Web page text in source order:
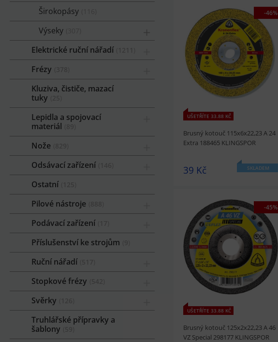
Širokopásy
Výseky
Elektrické ruční nářadí
Frézy
Kluziva, čističe, mazací
tuky
Lepidla a spojovací
materiál
Nože
Odsávací zařízení
Ostatní
Pilové nástroje
Podávací zařízení
Příslušenství ke strojům
Ruční nářadí
Stopkové frézy
Svěrky
Truhlářské přípravky a
šablony
prohlédnoutPřidat do košíku
-46%
UŠETŘÍTE 33.88 KČ
Brusný kotouč 115x6x22,23 A 24
Extra 188465 KLINGSPOR
39 Kč SKLADEM
prohlédnoutPřidat do košíku
-45%
UŠETŘÍTE 33.88 KČ
Brusný kotouč 125x2x22,23 A 46
VZ Special 298177 KLINGSPOR